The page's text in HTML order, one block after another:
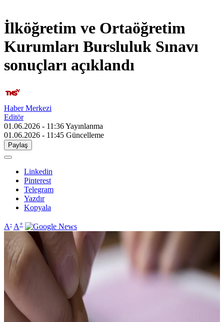
İlköğretim ve Ortaöğretim
Kurumları Bursluluk Sınavı
sonuçları açıklandı
Haber Merkezi
Editör
01.06.2026 - 11:36Yayınlanma
01.06.2026 - 11:45 Güncelleme
Paylaş
Linkedin
Pinterest
Telegram
Yazdır
Kopyala
A- A+